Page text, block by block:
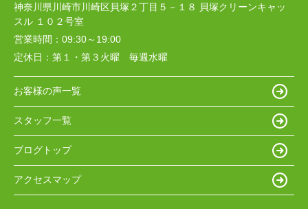
神奈川県川崎市川崎区貝塚２丁目５－１８ 貝塚クリーンキャッ
スル １０２号室
営業時間： 09:30～19:00
定休日： 第１・第３火曜 毎週水曜
お客様の声一覧
スタッフ一覧
ブログトップ
アクセスマップ